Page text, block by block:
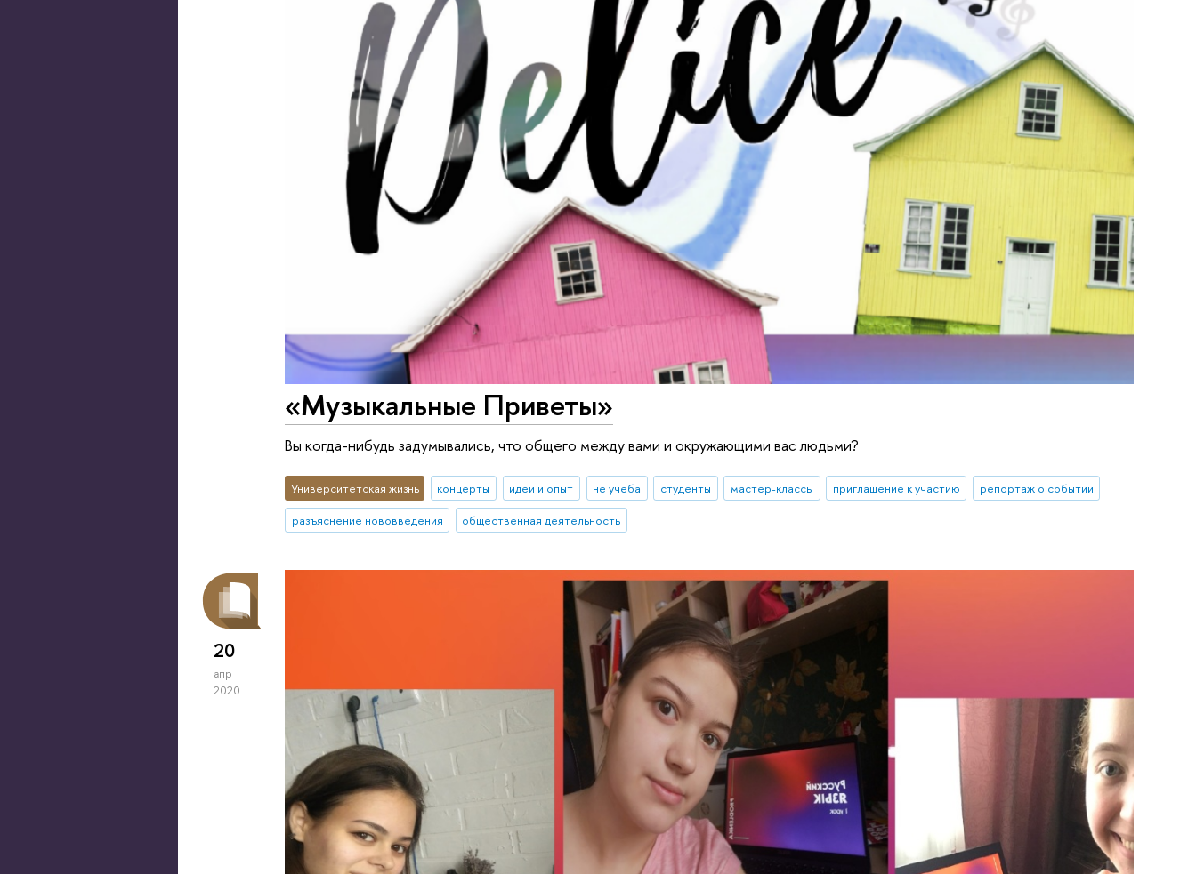
«Музыкальные Приветы»
Вы когда-нибудь задумывались, что общего между вами и окружающими вас людьми?
Университетская жизнь концерты идеи и опыт не учеба студенты мастер-классы приглашение к участию
репортаж о событии
разъяснение нововведения
общественная деятельность
20
апр
2020